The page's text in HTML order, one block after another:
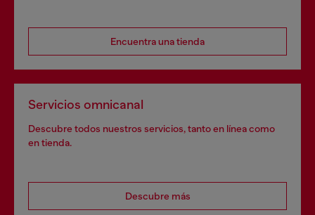
Encuentra una tienda
Servicios omnicanal
Descubre todos nuestros servicios, tanto en línea como
en tienda.
Descubre más